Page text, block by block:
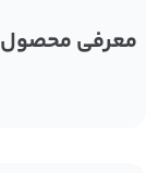
معرفی محصول